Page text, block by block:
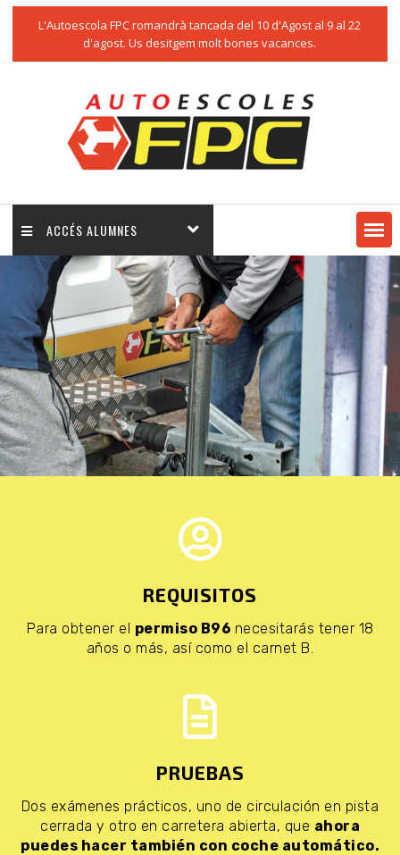
L'Autoescola FPC romandrà tancada del 10 d'Agost al 9 al 22
d'agost. Us desitgem molt bones vacances.
ACCÉS ALUMNES
REQUISITOS
Para obtener el permiso B96 necesitarás tener 18
años o más, así como el carnet B.
PRUEBAS
Dos exámenes prácticos, uno de circulación en pista
cerrada y otro en carretera abierta, que ahora
puedes hacer también con coche automático.